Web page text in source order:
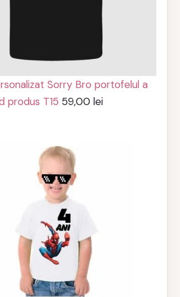
Sorry Bro portofelul a
produs T15 59,00lei